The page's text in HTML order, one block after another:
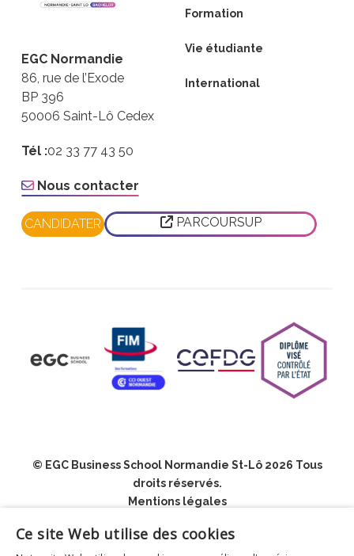
EGC Normandie
86, rue de l’Exode
BP 396
50006 Saint-Lô Cedex
Tél :02 33 77 43 50
Nous contacter
Formation
Vie étudiante
International
CANDIDATER PARCOURSUP
© EGC Business School Normandie St-Lô 2026 Tous
droits réservés.
Mentions légales
Conditions Générales de Vente
Ce site Web utilise des cookies